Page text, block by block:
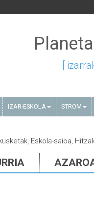
[
IZAR-ESKOLA STROM
Eskola-saioa,